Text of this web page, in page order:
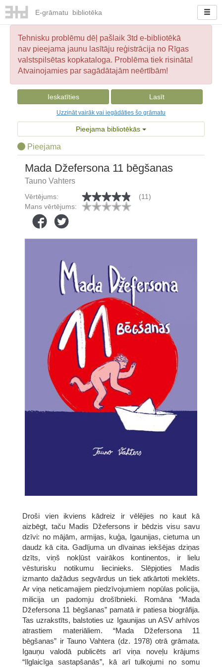
E-grāmatu bibliotēka
Tehnisku problēmu dēļ pašlaik 3td e-bibliotēkā
nav pieejama jaunu lasītāju reģistrācija no Rīgas
valstspilsētas kopkataloga. Problēma tiek risināta!
Atvainojamies par sagādātajām neērtībām!
Ieskatīties Lasīt
Uzzināt vairāk vai iegādāties šo grāmatu
Pieejama bibliotēkās
Pieejama
Mada Džefersona 11 bēgšanas
Tauno Vahters
Vērtējums:
(11)
Mans vērtējums:
Droši vien ikviens kādreiz ir vēlējies no kaut kā
aizbēgt, taču Madis Džefersons ir bēdzis visu savu
dzīvi: no mājām, armijas, kuģa, Igaunijas, cietuma un
daudz kā cita. Gadījuma un dīvainas iekšējas dziņas
dzīts, viņš nokļūst vairākos kontinentos, ir lielu
vēsturisku notikumu liecinieks. Slēpjoties Madis
izmanto dažādus segvārdus un tiek atkārtoti meklēts.
Ar viņa neticamajiem piedzīvojumiem nopūlas policija,
milicija un padomju drošībnieki. Romāna “Mada
Džefersona 11 bēgšanas” pamatā ir patiesa biogrāfija.
Tas uzrakstīts, balstoties uz Igaunijas un ASV arhīvos
atrastiem materiāliem. “Mada Džefersona 11
bēgšanas” ir Tauno Vahtera (dz. 1978) otrā grāmata.
Igauņu valodā publicēts arī viņa noveļu krājums
“Ilglaicīga sastapšanās”, kā arī tulkojumi no somu